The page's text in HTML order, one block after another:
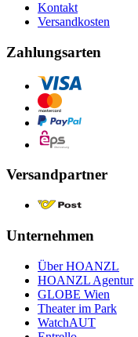
Kontakt
Versandkosten
Zahlungsarten
Versandpartner
Unternehmen
Über HOANZL
HOANZL Agentur
GLOBE Wien
Theater im Park
WatchAUT